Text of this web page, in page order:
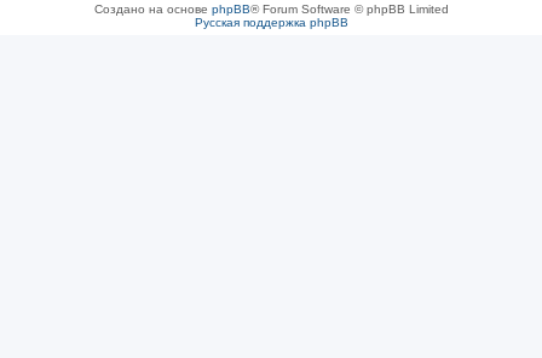
Создано на основе phpBB® Forum Software © phpBB Limited
Русская поддержка phpBB